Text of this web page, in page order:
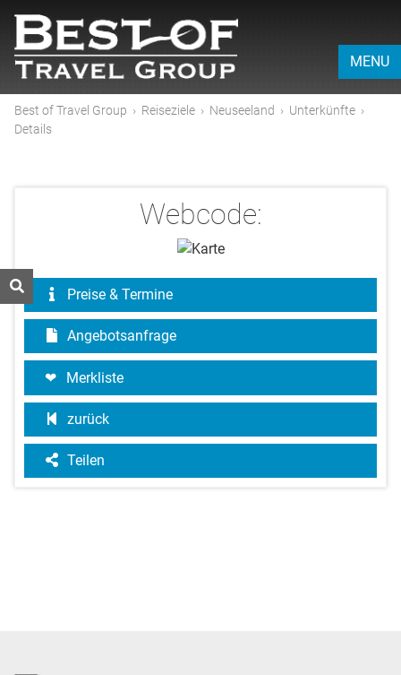
MENU
Best of Travel Group › Reiseziele › Neuseeland › Unterkünfte ›
Details
Webcode:
Preise & Termine
Angebotsanfrage
Merkliste
zurück
Teilen